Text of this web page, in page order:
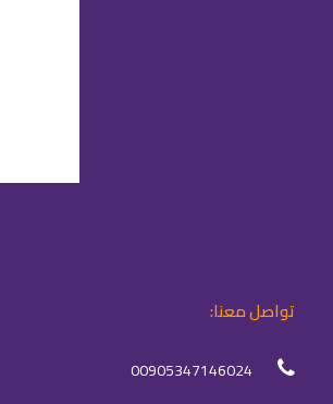
تواصل معنا:
00905347146024